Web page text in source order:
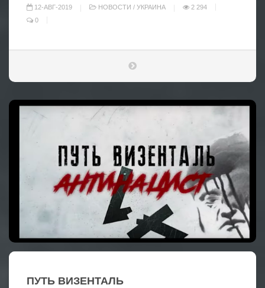
12-АВГ-2019 НОВОСТИ / УКРАИНА
2 294
0
ПУТЬ ВИЗЕНТАЛЬ